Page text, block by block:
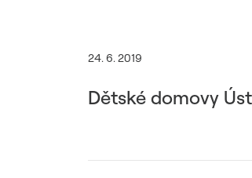
24. 6. 2019
Dětské domovy